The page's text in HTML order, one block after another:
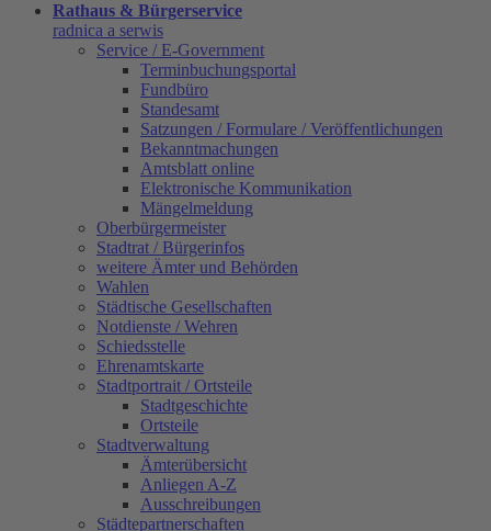
Rathaus & Bürgerservice
radnica a serwis
Service / E-Government
Terminbuchungsportal
Fundbüro
Standesamt
Satzungen / Formulare / Veröffentlichungen
Bekanntmachungen
Amtsblatt online
Elektronische Kommunikation
Mängelmeldung
Oberbürgermeister
Stadtrat / Bürgerinfos
weitere Ämter und Behörden
Wahlen
Städtische Gesellschaften
Notdienste / Wehren
Schiedsstelle
Ehrenamtskarte
Stadtportrait / Ortsteile
Stadtgeschichte
Ortsteile
Stadtverwaltung
Ämterübersicht
Anliegen A-Z
Ausschreibungen
Städtepartnerschaften